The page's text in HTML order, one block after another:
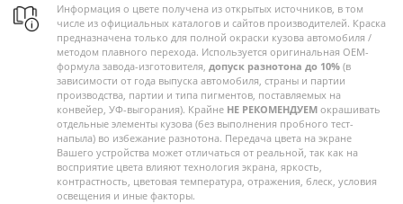
Информация о цвете получена из открытых источников, в том
числе из официальных каталогов и сайтов производителей. Краска
предназначена только для полной окраски кузова автомобиля /
методом плавного перехода. Используется оригинальная OEM-
формула завода-изготовителя, допуск разнотона до 10% (в
зависимости от года выпуска автомобиля, страны и партии
производства, партии и типа пигментов, поставляемых на
конвейер, УФ-выгорания). Крайне НЕ РЕКОМЕНДУЕМ окрашивать
отдельные элементы кузова (без выполнения пробного тест-
напыла) во избежание разнотона. Передача цвета на экране
Вашего устройства может отличаться от реальной, так как на
восприятие цвета влияют технология экрана, яркость,
контрастность, цветовая температура, отражения, блеск, условия
освещения и иные факторы.